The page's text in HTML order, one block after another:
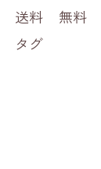
送料
無料
タグ